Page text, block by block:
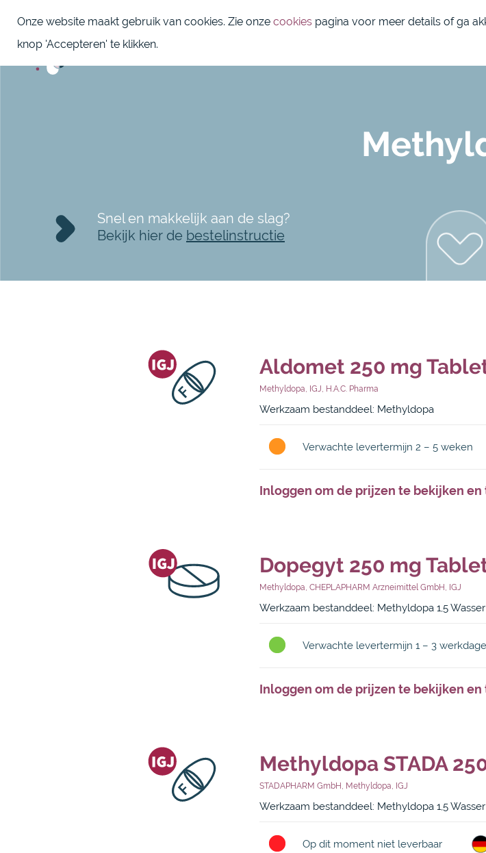
Snel en makkelijk aan de slag?
Bekijk hier de bestelinstructie
Aldomet 250 mg
Methyldopa, IGJ, H.A.C. Pharma
Werkzaam bestanddeel: Methyldopa
Verwachte levertermijn 2 – 5 weken
Inloggen om de prijzen te bekijken
Dopegyt 250 mg
Methyldopa, CHEPLAPHARM Arzneimittel GmbH , IGJ
Werkzaam bestanddeel: Methyldopa 1,5
Verwachte levertermijn 1 – 3
Inloggen om de prijzen te bekijken
Methyldopa STADA
STADAPHARM GmbH , Methyldopa, IGJ
Werkzaam bestanddeel: Methyldopa 1,5
Op dit moment niet leverbaar
Onze website maakt gebruik van cookies. Zie onze cookies pagina voor meer details of ga
knop 'Accepteren' te klikken.